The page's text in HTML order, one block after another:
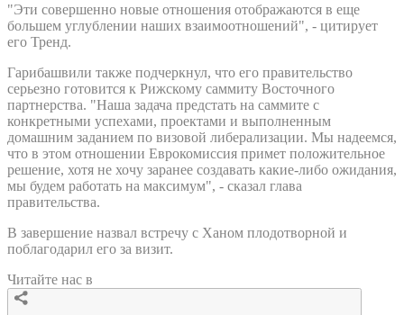
"Эти совершенно новые отношения отображаются в еще
большем углублении наших взаимоотношений", - цитирует
его Тренд.
Гарибашвили также подчеркнул, что его правительство
серьезно готовится к Рижскому саммиту Восточного
партнерства. "Наша задача предстать на саммите с
конкретными успехами, проектами и выполненным
домашним заданием по визовой либерализации. Мы надеемся,
что в этом отношении Еврокомиссия примет положительное
решение, хотя не хочу заранее создавать какие-либо ожидания,
мы будем работать на максимум", - сказал глава
правительства.
В завершение назвал встречу с Ханом плодотворной и
поблагодарил его за визит.
Читайте нас в